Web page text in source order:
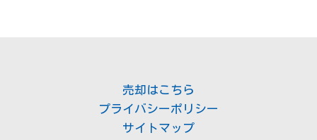
売却はこちら
プライバシーポリシー
サイトマップ